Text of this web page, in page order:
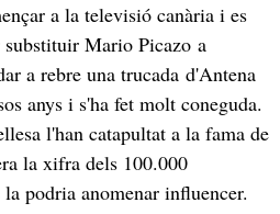
a la televisió canària i es
Mario Picazo a
a rebre una trucada d'Antena
anys i s'ha fet molt coneguda.
l'han catapultat a la fama de
la xifra dels 100.000
podria anomenar influencer.